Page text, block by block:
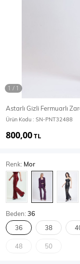
T-Shirt
Body
SPOR GİYİM
Astarlı Gizli Fermuarlı
Ürün Kodu : SN-PNT32488
800,00TL
Renk: Mor
Beden:36
36 38
48 50